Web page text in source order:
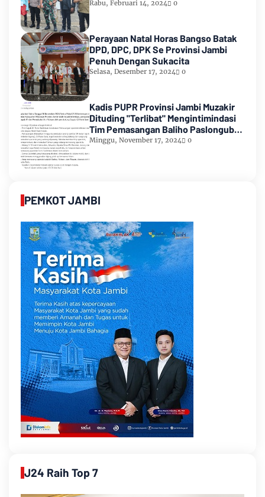
Suara Pemilu 2024
Rabu, Februari 14, 2024 0
Perayaan Natal Horas Bangso Batak
DPD, DPC, DPK Se Provinsi Jambi
Penuh Dengan Sukacita
Selasa, Desember 17, 2024 0
Kadis PUPR Provinsi Jambi Muzakir
Dituding "Terlibat" Mengintimindasi
Tim Pemasangan Baliho Paslongub
Romi-Sudirman
Minggu, November 17, 2024 0
PEMKOT JAMBI
J24 Raih Top 7